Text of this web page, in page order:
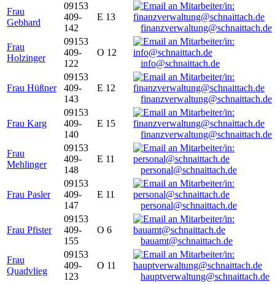
Frau
Gebhard
09153
409-
142
E 13
finanzverwaltung@schnaittach.de
Frau
Holzinger
09153
409-
122
O 12
info@schnaittach.de
Frau Hüßner
09153
409-
143
E 12
finanzverwaltung@schnaittach.de
Frau Karg
09153
409-
140
E 15
finanzverwaltung@schnaittach.de
Frau
Mehlinger
09153
409-
148
E 11
personal@schnaittach.de
Frau Pasler
09153
409-
147
E 11
personal@schnaittach.de
Frau Pfister
09153
409-
155
O 6
bauamt@schnaittach.de
Frau
Quadvlieg
09153
409-
123
O 11
hauptverwaltung@schnaittach.de